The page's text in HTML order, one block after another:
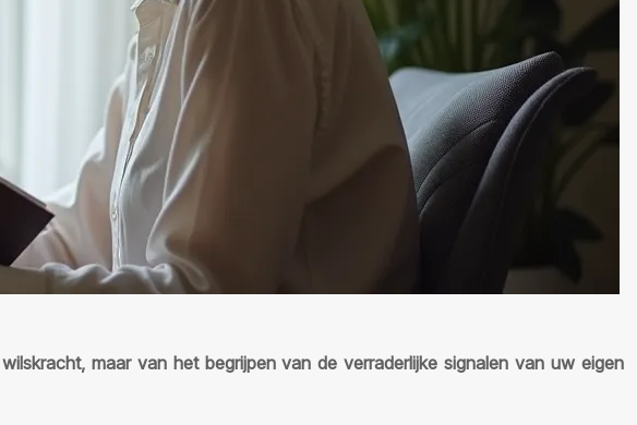
maar van het begrijpen van de verraderlijke signalen van uw eigen